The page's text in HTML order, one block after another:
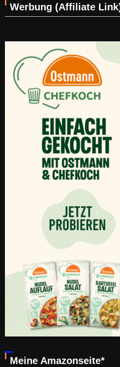
Werbung (Affiliate
Meine Amazonseite*